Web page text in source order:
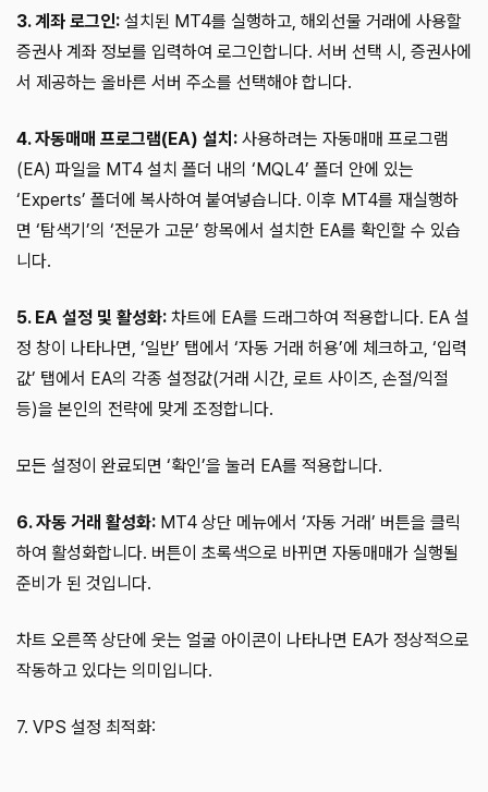
3. 계좌 로그인: 설치된 MT4를 실행하고, 해외선물 거래에 사용할
증권사 계좌 정보를 입력하여 로그인합니다. 서버 선택 시, 증권사에
서 제공하는 올바른 서버 주소를 선택해야 합니다.
4. 자동매매 프로그램(EA) 설치: 사용하려는 자동매매 프로그램
(EA) 파일을 MT4 설치 폴더 내의 ‘MQL4’ 폴더 안에 있는
‘Experts’ 폴더에 복사하여 붙여넣습니다. 이후 MT4를 재실행하
면 ‘탐색기’의 ‘전문가 고문’ 항목에서 설치한 EA를 확인할 수 있습
니다.
5. EA 설정 및 활성화: 차트에 EA를 드래그하여 적용합니다. EA 설
정 창이 나타나면, ‘일반’ 탭에서 ‘자동 거래 허용’에 체크하고, ‘입력
값’ 탭에서 EA의 각종 설정값(거래 시간, 로트 사이즈, 손절/익절
등)을 본인의 전략에 맞게 조정합니다.
모든 설정이 완료되면 ‘확인’을 눌러 EA를 적용합니다.
6. 자동 거래 활성화: MT4 상단 메뉴에서 ‘자동 거래’ 버튼을 클릭
하여 활성화합니다. 버튼이 초록색으로 바뀌면 자동매매가 실행될
준비가 된 것입니다.
차트 오른쪽 상단에 웃는 얼굴 아이콘이 나타나면 EA가 정상적으로
작동하고 있다는 의미입니다.
7. VPS 설정 최적화: